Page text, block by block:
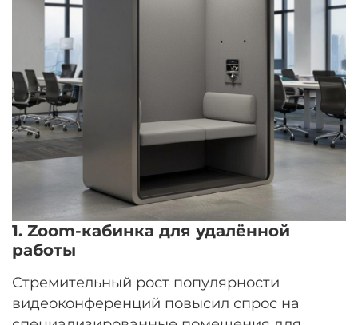
1. Zoom-кабинка для удалённой
работы
Стремительный рост популярности
видеоконференций повысил спрос на